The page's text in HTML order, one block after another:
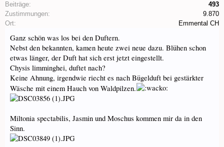
Beiträge:
493
Zustimmungen:
9.870
Ort:
Emmental CH
Ganz schön was los bei den Duftern.
Nebst den bekannten, kamen heute zwei neue dazu. Blühen schon
etwas länger, der Duft hat sich erst jetzt eingestellt.
Chysis limminghei, duftet nach?
Keine Ahnung, irgendwie riecht es nach Bügelduft bei gestärkter
Wäsche mit einem Hauch von Waldpilzen.
Miltonia spectabilis, Jasmin und Moschus kommen mir da in den
Sinn.